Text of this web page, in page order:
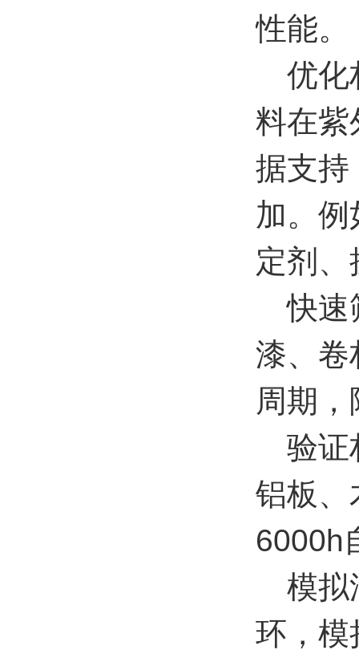
性能。
优化
料在紫
据支持
加。
定剂
快速
漆、卷
周期
验证
铝板、
6000h
模拟
环，模